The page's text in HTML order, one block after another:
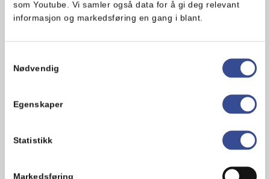
som Youtube. Vi samler også data for å gi deg relevant
informasjon og markedsføring en gang i blant.
Nødvendig
Egenskaper
Statistikk
Markedsføring
Salt
1.1 g
Ingredienser
eddik, salt, estragon, sukker, glukosesirup,
hvitløk, krydder, urtekrydder, sitronkonsentrat,
stabilisator (xantangummi), konserveringsmiddel